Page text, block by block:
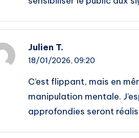
Julien T.
18/01/2026, 09:20
C’est flippant, mais en
manipulation mentale.
approfondies seront